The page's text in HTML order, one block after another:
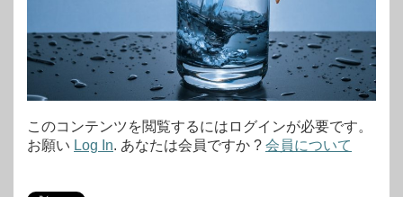
このコンテンツを閲覧するにはログインが必要です。
お願い Log In. あなたは会員ですか ? 会員について